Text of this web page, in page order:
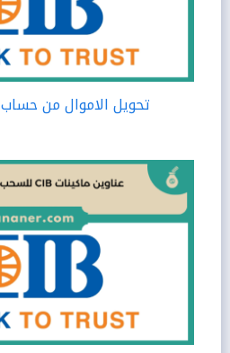
تحويل الاموال من حساب cib لحساب اخر